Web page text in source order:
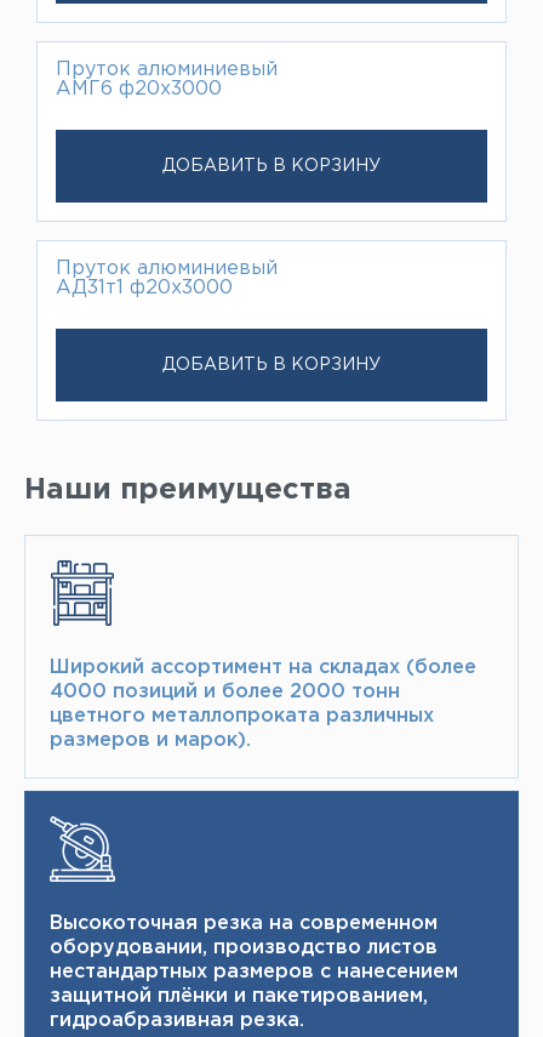
Пруток алюминиевый
АМГ6 ф20х3000
ДОБАВИТЬ В КОРЗИНУ
Пруток алюминиевый
АД31т1 ф20х3000
ДОБАВИТЬ В КОРЗИНУ
Наши преимущества
Широкий ассортимент на складах (более
4000 позиций и более 2000 тонн​
цветного металлопроката различных
размеров и марок).
Высокоточная резка на современном
оборудовании, производство листов
нестандартных размеров с нанесением
защитной плёнки и пакетированием,
гидроабразивная резка.